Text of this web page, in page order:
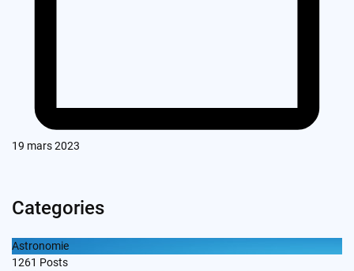
19 mars 2023
Categories
Astronomie
1261 Posts